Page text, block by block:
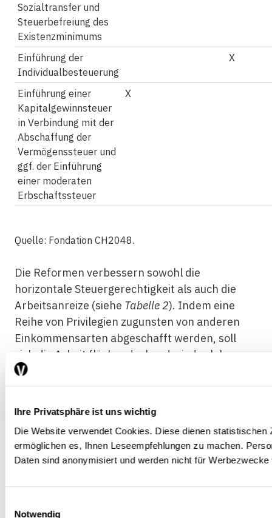
Ihre Privatsphäre ist uns wichtig
Die Website verwendet Cookies. Diese dienen statistischen
ermöglichen es, Ihnen Leseempfehlungen zu machen.
Daten sind anonymisiert und werden nicht für Werbezwecke
Notwendig
Sozialtransfer und
Steuerbefreiung des
Existenzminimums
Einführung der
Individualbesteuerung
X
Einführung einer
Kapitalgewinnsteuer
in Verbindung mit der
Abschaffung der
Vermögenssteuer und
ggf. der Einführung
einer moderaten
Erbschaftssteuer
X
Quelle: Fondation CH2048.
Die Reformen verbessern sowohl die
horizontale Steuergerechtigkeit als auch die
Arbeitsanreize (siehe Tabelle 2). Indem eine
Reihe von Privilegien zugunsten von anderen
Einkommensarten abgeschafft werden, soll
sich die Arbeit flächendeckend wieder lohnen:
für Sozialeinkommen dank der Besteuerung von
Sozialtransfers bei gleichzeitiger Befreiung des
Schwelleneffekten) und für Kapitaleinkommen
dank der Kapitalgewinnsteuer in Verbindung
mit der Abschaffung der Vermögenssteuer und
gegebenenfalls der Einführung einer
moderaten Erbschaftssteuer. Zusätzlich erhöht